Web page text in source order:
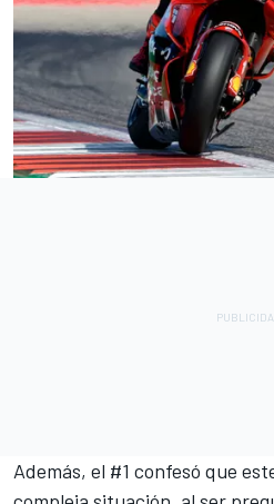
Además, el #1 confesó que